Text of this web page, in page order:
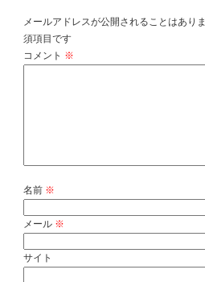
メールアドレスが公開されることはありま
須項目です
コメント ※
名前 ※
メール ※
サイト